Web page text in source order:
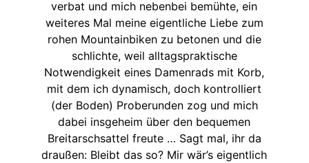
verbat und mich nebenbei bemühte, ein
weiteres Mal meine eigentliche Liebe zum
rohen Mountainbiken zu betonen und die
schlichte, weil alltagspraktische
Notwendigkeit eines Damenrads mit Korb,
mit dem ich dynamisch, doch kontrolliert
(der Boden) Proberunden zog und mich
dabei insgeheim über den bequemen
Breitarschsattel freute … Sagt mal, ihr da
draußen: Bleibt das so? Mir wär’s eigentlich